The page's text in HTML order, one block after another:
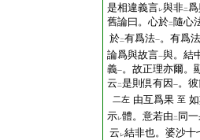
是相違義言レ與非二
舊論曰。心於二 隨心
於二有爲法一。有爲
論爲與故言一與。結
義一。故正理亦爾。
云 二是則倶有因 一。
二左 由互爲果 至
示レ體。意若由 二 同
云 レ結非也。婆沙十